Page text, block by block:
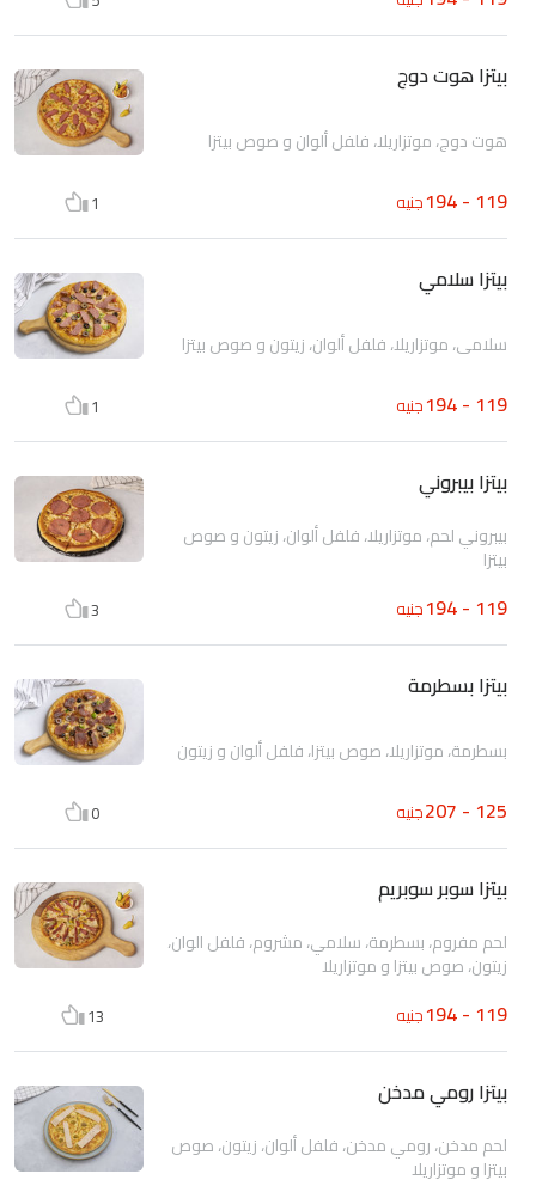
بيتزا هوت دوج
هوت دوج، موتزاريلا، فلفل ألوان و صوص بيتزا
119 - 194 جنيه 1
بيتزا سلامي
سلامي، موتزاريلا، فلفل ألوان، زيتون و صوص بيتزا
119 - 194 جنيه 1
بيتزا بيبروني
بيبروني لحم، موتزاريلا، فلفل ألوان، زيتون و صوص
بيتزا
119 - 194 جنيه 3
بيتزا بسطرمة
بسطرمة، موتزاريلا، صوص بيتزا، فلفل ألوان و زيتون
125 - 207 جنيه 0
بيتزا سوبر سوبريم
لحم مفروم، بسطرمة، سلامي، مشروم، فلفل الوان،
زيتون، صوص بيتزا و موتزاريلا
119 - 194 جنيه 13
بيتزا رومي مدخن
لحم مدخن، رومي مدخن، فلفل ألوان، زيتون، صوص
بيتزا و موتزاريلا